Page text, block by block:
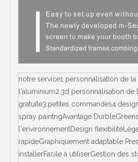
notre service1 personnalisation de
l'aluminium2.3d personnalisation de
gratuite3.petites
spray paintngAvantage
l'environnementDesign
rapideGraphiquement adaptable
installerFacile à utiliserGestion des